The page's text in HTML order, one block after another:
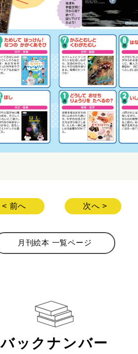
< 前へ 次へ >
月刊絵本 一覧ページ
バックナンバー